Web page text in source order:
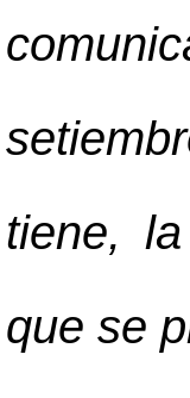
tiene,
que se